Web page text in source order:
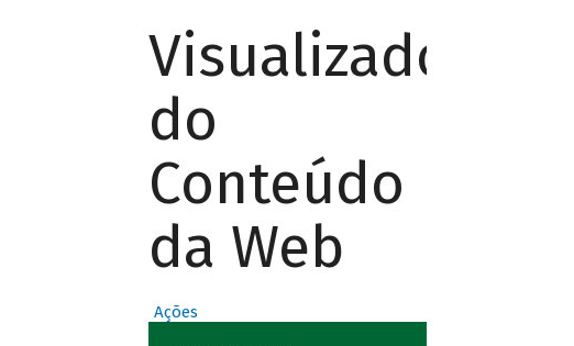
Visualizador
do
Conteúdo
da Web
Ações